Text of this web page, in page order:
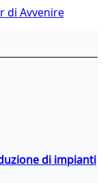
di Avvenire
di impianti